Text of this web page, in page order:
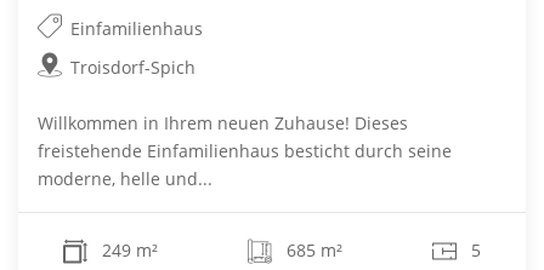
Einfamilienhaus
Troisdorf-Spich
Willkommen in Ihrem neuen Zuhause! Dieses
freistehende Einfamilienhaus besticht durch seine
moderne, helle und...
249 m² 685 m² 5